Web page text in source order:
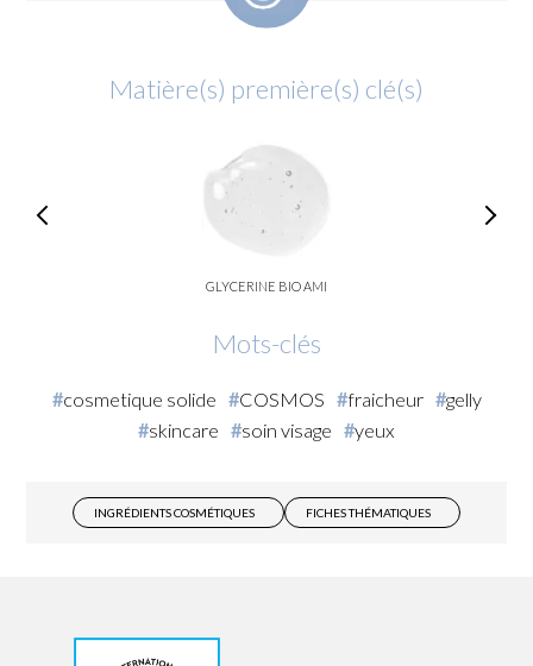
Matière(s) première(s) clé(s)
GLYCERINE BIO AMI
Mots-clés
cosmetique solide COSMOS fraicheur
gelly
skincare
soin visage yeux
INGRÉDIENTS COSMÉTIQUES FICHES THÉMATIQUES